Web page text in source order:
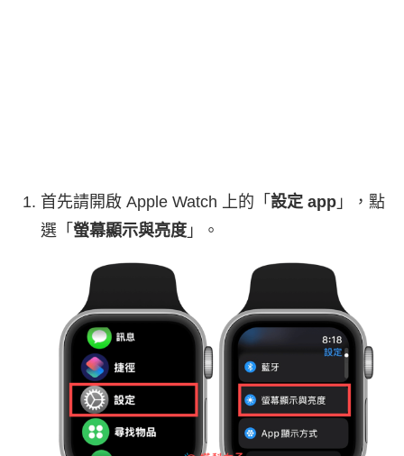
首先請開啟 Apple Watch 上的「 設定 app 」，點
選「 螢幕顯示與亮度 」。